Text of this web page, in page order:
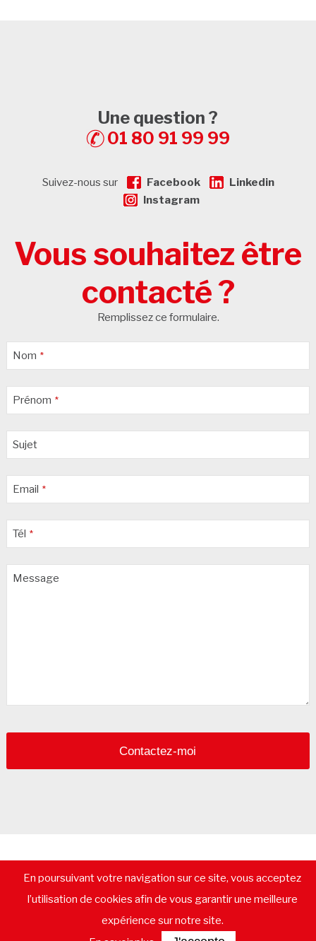
Une question ?
01 80 91 99 99
Suivez-nous sur Facebook
Linkedin
Instagram
Vous souhaitez être
contacté ?
Remplissez ce formulaire.
Website
Nom *
Prénom *
Sujet
Email *
Tél *
Message
Contactez-moi
légales-Plan de Site-Recrutement -Calculatrice de prêt
immobilier- Vendre un immeuble-Location pure-Gestion
locative-Lexique immobilier commercial- Les départements
Contactez-nous
En poursuivant votre navigation sur ce site, vous acceptez
l’utilisation de cookies afin de vous garantir une meilleure
expérience sur notre site.